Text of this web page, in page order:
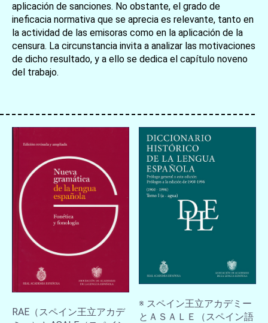
お買い物を続ける カートへ進む
aplicación de sanciones. No obstante, el grado de
ineficacia normativa que se aprecia es relevante, tanto en
la actividad de las emisoras como en la aplicación de la
censura. La circunstancia invita a analizar las motivaciones
de dicho resultado, y a ello se dedica el capítulo noveno
del trabajo.
RAE（スペイン王立アカデ
※ スペイン王立アカデミー
とＡＳＡＬＥ（スペイン語